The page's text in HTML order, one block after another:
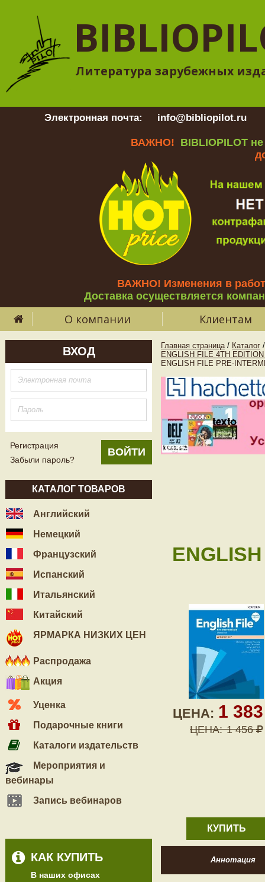
Литература зарубежных
Электронная почта: info@bibliopilot.ru
ВАЖНО! BIBLIOPILOT
ВАЖНО! Изменения в
Доставка осуществляется
О компании Клиентам
ВХОД
Регистрация
Забыли пароль?
КАТАЛОГ ТОВАРОВ
Английский
Немецкий
Французский
Испанский
Итальянский
Китайский
ЯРМАРКА НИЗКИХ ЦЕН
Распродажа
Акция
Уценка
Подарочные книги
Каталоги издательств
Мероприятия и
вебинары
Запись вебинаров
КАК КУПИТЬ
В наших офисах
Главная страница / Каталог /
ENGLISH FILE 4TH
ENGLISH FILE PRE-
ЦЕНА: 1
ЦЕНА: 1 456
КУПИТЬ
Аннотация